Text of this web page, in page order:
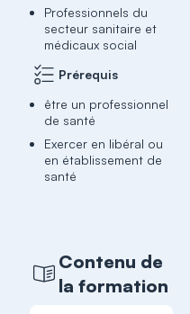
Professionnels du
secteur sanitaire et
médicaux social
Prérequis
être un professionnel
de santé
Exercer en libéral ou
en établissement de
santé
Contenu de
la formation